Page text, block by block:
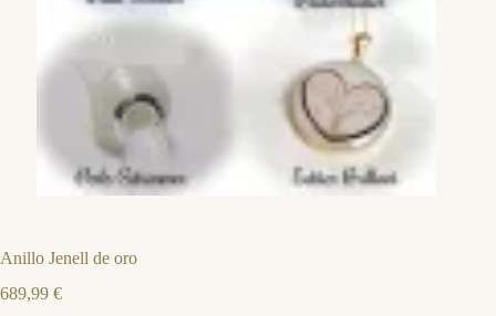
Anillo Jenell de oro
689,99 €